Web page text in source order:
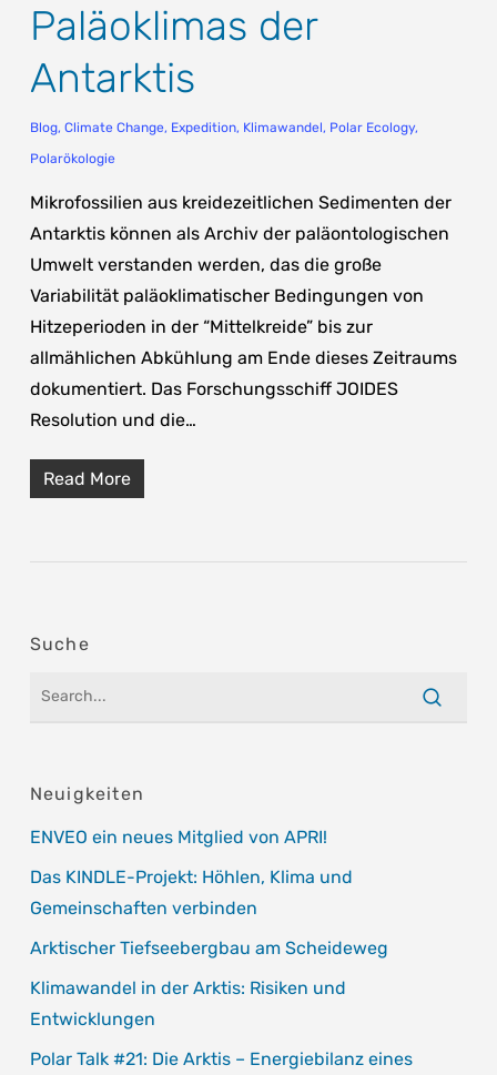
Paläoklimas der
Antarktis
Blog, Climate Change, Expedition, Klimawandel, Polar Ecology,
Polarökologie
Mikrofossilien aus kreidezeitlichen Sedimenten der
Antarktis können als Archiv der paläontologischen
Umwelt verstanden werden, das die große
Variabilität paläoklimatischer Bedingungen von
Hitzeperioden in der “Mittelkreide” bis zur
allmählichen Abkühlung am Ende dieses Zeitraums
dokumentiert. Das Forschungsschiff JOIDES
Resolution und die…
Read More
Suche
Neuigkeiten
ENVEO ein neues Mitglied von APRI!
Das KINDLE-Projekt: Höhlen, Klima und
Gemeinschaften verbinden
Arktischer Tiefseebergbau am Scheideweg
Klimawandel in der Arktis: Risiken und
Entwicklungen
Polar Talk #21: Die Arktis – Energiebilanz eines